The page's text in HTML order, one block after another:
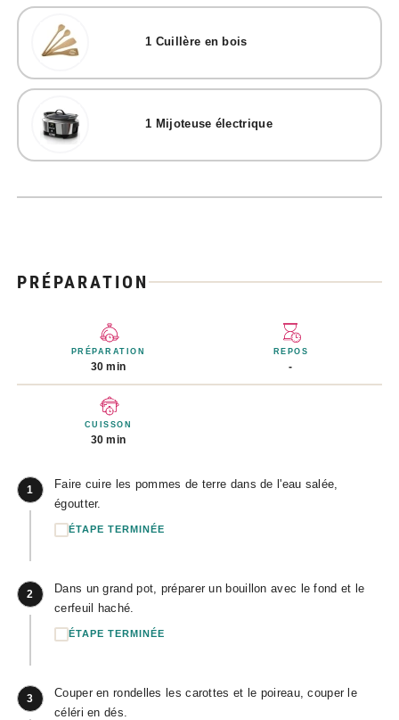
1 Cuillère en bois
1 Mijoteuse électrique
PRÉPARATION
PRÉPARATION
30 min
REPOS
-
CUISSON
30 min
1
Faire cuire les pommes de terre dans de l'eau salée,
égoutter.
ÉTAPE TERMINÉE
2
Dans un grand pot, préparer un bouillon avec le fond et le
cerfeuil haché.
ÉTAPE TERMINÉE
3
Couper en rondelles les carottes et le poireau, couper le
céléri en dés.